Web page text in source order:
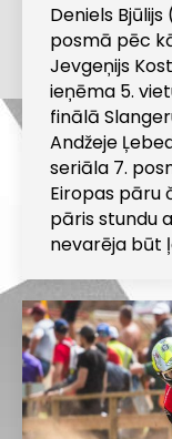
Deniels
posmā pēc
Jevgeņijs
ieņēma 5.
finālā
Andžeje
seriāla 7.
Eiropas pāru
pāris stundu
nevarēja būt